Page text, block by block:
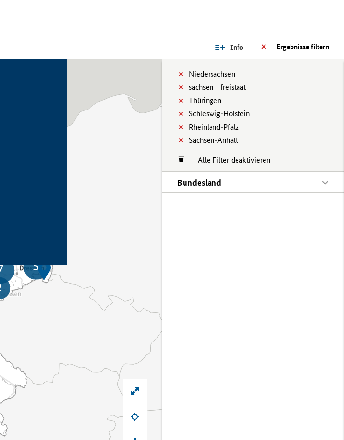
Ergebnisse filtern
Info
Niedersachsen
sachsen__freistaat
Thüringen
Schleswig-Holstein
Rheinland-Pfalz
Sachsen-Anhalt
Alle Filter deaktivieren
Bundesland